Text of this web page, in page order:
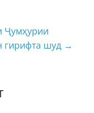
Ҷумҳурии
гирифта шуд →